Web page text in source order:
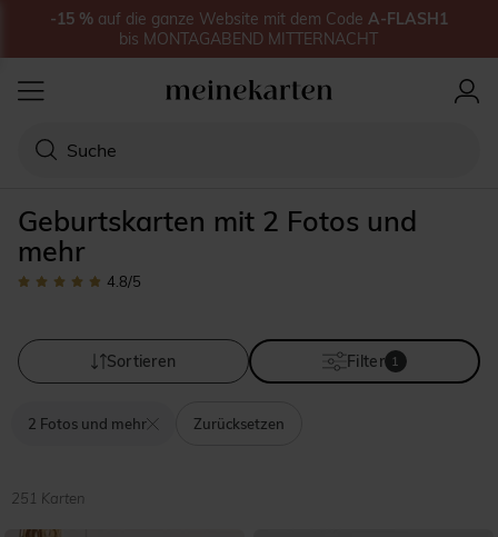
Geburtskarten mit 2 Fotos und
mehr
4.8/5
Sortieren Filter 1
2 Fotos und mehr Zurücksetzen
251 Karten
-15 % auf die ganze Website mit dem Code A-FLASH1
bis MONTAGABEND MITTERNACHT